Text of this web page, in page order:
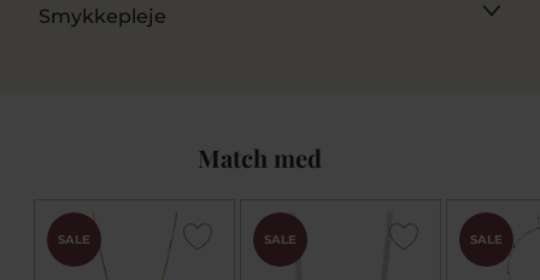
Smykkepleje
Match med
SALE SALE SALE